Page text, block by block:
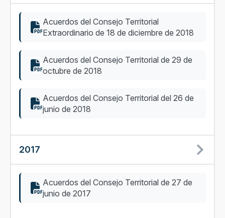
Acuerdos del Consejo Territorial
Extraordinario de 18 de diciembre de 2018
Acuerdos del Consejo Territorial de 29 de
octubre de 2018
Acuerdos del Consejo Territorial del 26 de
junio de 2018
2017
Acuerdos del Consejo Territorial de 27 de
junio de 2017